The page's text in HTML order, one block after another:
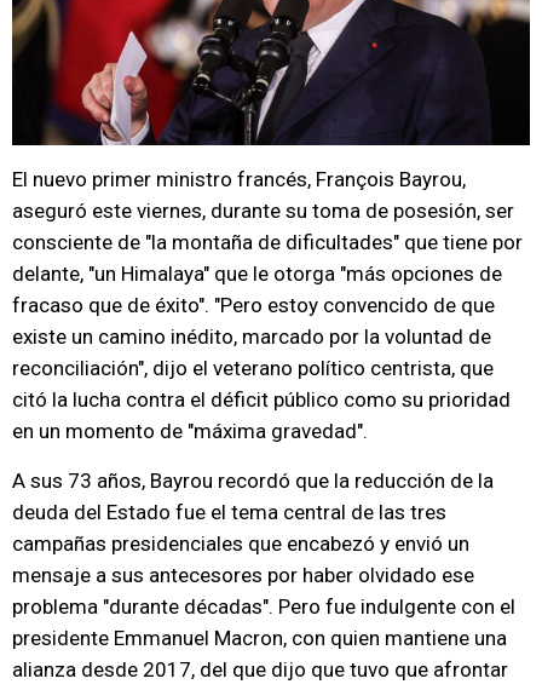
El nuevo primer ministro francés, François Bayrou,
aseguró este viernes, durante su toma de posesión, ser
consciente de "la montaña de dificultades" que tiene por
delante, "un Himalaya" que le otorga "más opciones de
fracaso que de éxito". "Pero estoy convencido de que
existe un camino inédito, marcado por la voluntad de
reconciliación", dijo el veterano político centrista, que
citó la lucha contra el déficit público como su prioridad
en un momento de "máxima gravedad".
A sus 73 años, Bayrou recordó que la reducción de la
deuda del Estado fue el tema central de las tres
campañas presidenciales que encabezó y envió un
mensaje a sus antecesores por haber olvidado ese
problema "durante décadas". Pero fue indulgente con el
presidente Emmanuel Macron, con quien mantiene una
alianza desde 2017, del que dijo que tuvo que afrontar